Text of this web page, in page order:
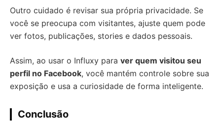
Outro cuidado é revisar sua própria privacidade. Se
você se preocupa com visitantes, ajuste quem pode
ver fotos, publicações, stories e dados pessoais.
Assim, ao usar o Influxy para ver quem visitou seu
perfil no Facebook, você mantém controle sobre sua
exposição e usa a curiosidade de forma inteligente.
Conclusão